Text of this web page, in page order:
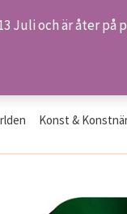
Juli och är åter
Konst &